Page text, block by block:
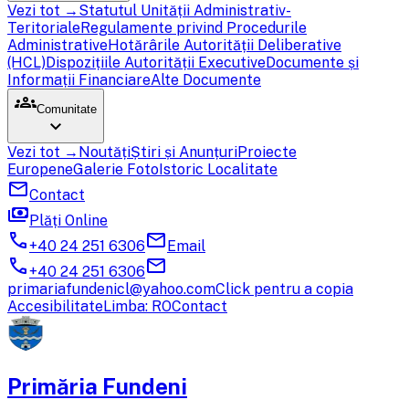
Vezi tot → Statutul Unității Administrativ-
TeritorialeRegulamente privind Procedurile
AdministrativeHotărârile Autorității Deliberative
(HCL)Dispozițiile Autorității ExecutiveDocumente și
Informații FinanciareAlte Documente
groupsComunitate
expand_more
Vezi tot → NoutățiȘtiri și AnunțuriProiecte
EuropeneGalerie FotoIstoric Localitate
mailContact
paymentsPlăți Online
call+40 24 251 6306mailEmail
call+40 24 251 6306mail
primariafundenicl@yahoo.comClick pentru a copia
AccesibilitateLimba: ROContact
Primăria Fundeni